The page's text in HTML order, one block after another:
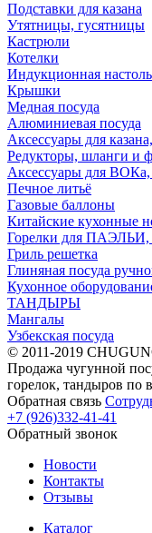
Подставки для казана
Утятницы, гусятницы
Кастрюли
Котелки
Индукционная
Крышки
Медная посуда
Алюминиевая посуда
Аксессуары для
Редукторы, шланги и
Аксессуары для ВОКа,
Печное литьё
Газовые баллоны
Китайские кухонные
Горелки для ПАЭЛЬИ,
Гриль решетка
Глиняная посуда
Кухонное
ТАНДЫРЫ
Мангалы
Узбекская посуда
© 2011-2019
Продажа чугунной
горелок, тандыров по
Обратная связь
+7 (926)332-41-41
Обратный звонок
Новости
Контакты
Отзывы
Каталог